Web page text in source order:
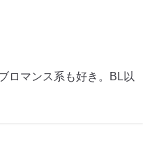
ロマンス系も好き。BL以